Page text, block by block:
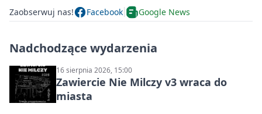
Zaobserwuj nas! Facebook Google News
Nadchodzące wydarzenia
16 sierpnia 2026, 15:00
Zawiercie Nie Milczy v3 wraca do
miasta